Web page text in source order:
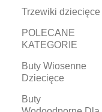
Trzewiki dziecięce
POLECANE
KATEGORIE
Buty Wiosenne
Dziecięce
Buty